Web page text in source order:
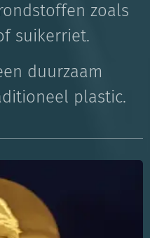
zoals
suikerriet.
duurzaam
plastic.